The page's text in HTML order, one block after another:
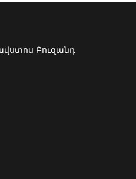
Բուզանդ